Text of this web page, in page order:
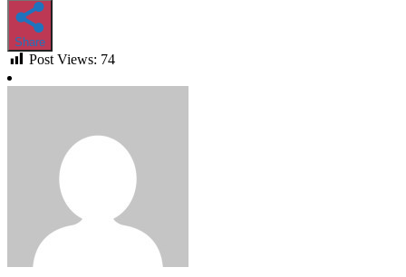
Share
Post Views: 74